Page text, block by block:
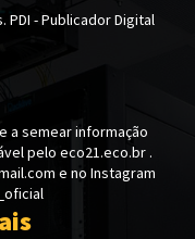
- Publicador Digital
a semear informação
pelo eco21.eco.br .
e no Instagram